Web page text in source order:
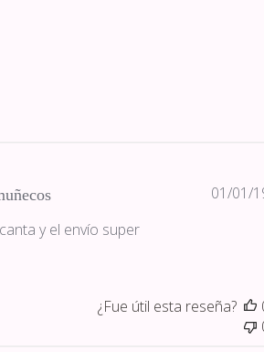
y el envío super
01/01/
¿Fue útil esta reseña?